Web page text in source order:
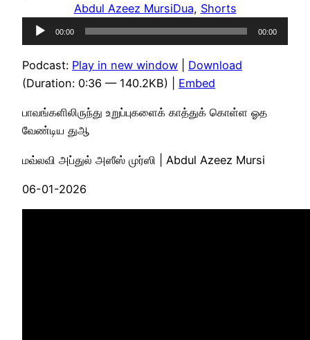
Abdul Azeez MursiDua, Shorts
Audio
Player
00:00 00:00
Podcast: Play in new window
Download
(Duration: 0:36 — 140.2KB) | Embed
பாவங்களிலிருந்து உறுப்புகளைக் காத்துக் கொள்ள ஓத
வேண்டிய துஆ
மவ்லவி அப்துல் அஸீஸ் முர்ஸி | Abdul Azeez Mursi
06-01-2026